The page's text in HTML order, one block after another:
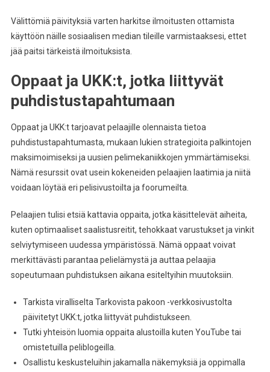
Välittömiä päivityksiä varten harkitse ilmoitusten ottamista
käyttöön näille sosiaalisen median tileille varmistaaksesi, ettet
jää paitsi tärkeistä ilmoituksista.
Oppaat ja UKK:t, jotka liittyvät
puhdistustapahtumaan
Oppaat ja UKK:t tarjoavat pelaajille olennaista tietoa
puhdistustapahtumasta, mukaan lukien strategioita palkintojen
maksimoimiseksi ja uusien pelimekaniikkojen ymmärtämiseksi.
Nämä resurssit ovat usein kokeneiden pelaajien laatimia ja niitä
voidaan löytää eri pelisivustoilta ja foorumeilta.
Pelaajien tulisi etsiä kattavia oppaita, jotka käsittelevät aiheita,
kuten optimaaliset saalistusreitit, tehokkaat varustukset ja vinkit
selviytymiseen uudessa ympäristössä. Nämä oppaat voivat
merkittävästi parantaa pelielämystä ja auttaa pelaajia
sopeutumaan puhdistuksen aikana esiteltyihin muutoksiin.
Tarkista viralliselta Tarkovista pakoon -verkkosivustolta
päivitetyt UKK:t, jotka liittyvät puhdistukseen.
Tutki yhteisön luomia oppaita alustoilla kuten YouTube tai
omistetuilla peliblogeilla.
Osallistu keskusteluihin jakamalla näkemyksiä ja oppimalla